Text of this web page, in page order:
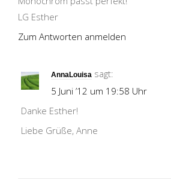
LG Esther
Zum Antworten anmelden
AnnaLouisa sagt:
5 Juni ’12 um 19:58 Uhr
Danke Esther!
Liebe Grüße, Anne